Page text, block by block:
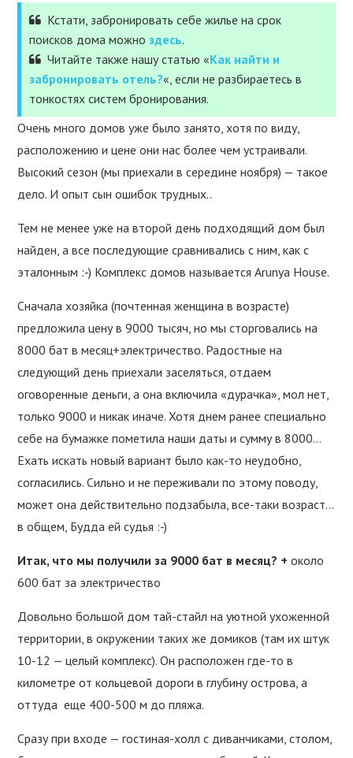
Кстати, забронировать себе жилье на срок
поисков дома можноздесь.
Читайте также нашу статью «Как найти и
забронировать отель?«, если не разбираетесь в
тонкостях систем бронирования.
Очень много домов уже было занято, хотя по виду,
расположению и цене они нас более чем устраивали.
Высокий сезон (мы приехали в середине ноября) — такое
дело. И опыт сын ошибок трудных..
Тем не менее уже на второй день подходящий дом был
найден, а все последующие сравнивались с ним, как с
эталонным :-) Комплекс домов называется Arunya House.
Сначала хозяйка (почтенная женщина в возрасте)
предложила цену в 9000 тысяч, но мы сторговались на
8000 бат в месяц+электричество. Радостные на
следующий день приехали заселяться, отдаем
оговоренные деньги, а она включила «дурачка», мол нет,
только 9000 и никак иначе. Хотя днем ранее специально
себе на бумажке пометила наши даты и сумму в 8000…
Ехать искать новый вариант было как-то неудобно,
согласились. Сильно и не переживали по этому поводу,
может она действительно подзабыла, все-таки возраст…
в общем, Будда ей судья :-)
Итак, что мы получили за 9000 бат в месяц? + около
600 бат за электричество
Довольно большой дом тай-стайл на уютной ухоженной
территории, в окружении таких же домиков (там их штук
10-12 — целый комплекс). Он расположен где-то в
километре от кольцевой дороги в глубину острова, а
оттуда еще 400-500 м до пляжа.
Сразу при входе — гостиная-холл с диванчиками, столом,